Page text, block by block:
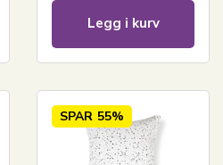
Legg i kurv
SPAR 55%